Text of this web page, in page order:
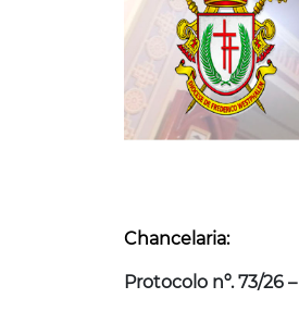
Chancelaria:
Protocolo nº. 73/26 –